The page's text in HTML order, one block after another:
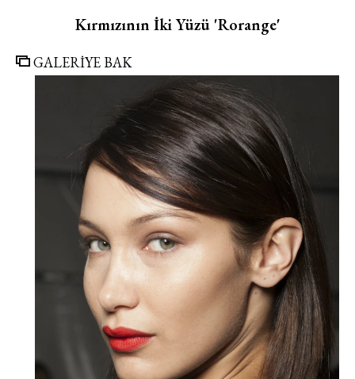
Kırmızının İki Yüzü 'Rorange'
GALERİYE BAK